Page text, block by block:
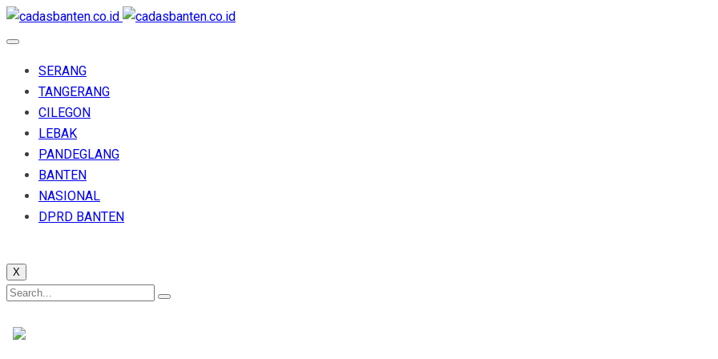
SERANG
TANGERANG
CILEGON
LEBAK
PANDEGLANG
BANTEN
NASIONAL
DPRD BANTEN
X